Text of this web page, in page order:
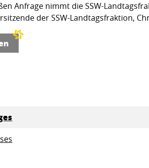
Anfrage nimmt die SSW-
der SSW-Landtagsfraktion,